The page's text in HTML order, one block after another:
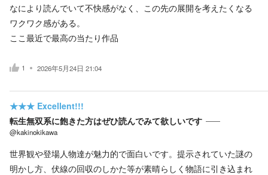
なにより読んでいて不快感がなく、この先の展開を考えたくなる
ワクワク感がある。
ここ最近で最高の当たり作品
1 2026年5月24日 21:04
★★★ Excellent!!!
転生無双系に飽きた方はぜひ読んでみて欲しいです
@kakinokikawa
世界観や登場人物達が魅力的で面白いです。提示されていた謎の
明かし方、伏線の回収のしかた等が素晴らしく物語に引き込まれ